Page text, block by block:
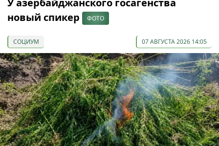
У азербайджанского госагенства
новый спикер
ФОТО
СОЦИУМ 07 АВГУСТА 2026 14:05